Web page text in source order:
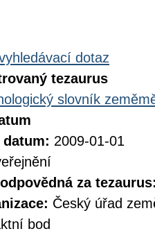
dotaz
tezaurus
slovník
datum: 2009-01-01
za
Český úřad
bod